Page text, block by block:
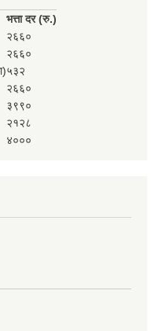
भत्ता दर (रु.)
२६६०
२६६०
५३२
२६६०
३९९०
२१२८
४०००